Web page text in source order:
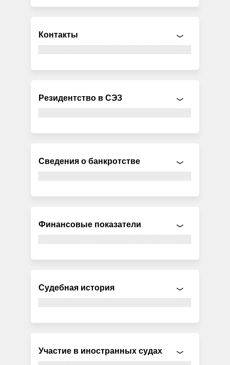
Контакты
Резидентство в СЭЗ
Сведения о банкротстве
Финансовые показатели
Судебная история
Участие в иностранных судах